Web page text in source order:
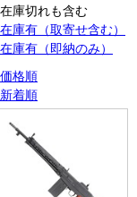
在庫切れも含む
在庫有（取寄せ含む）
在庫有（即納のみ）
価格順
新着順